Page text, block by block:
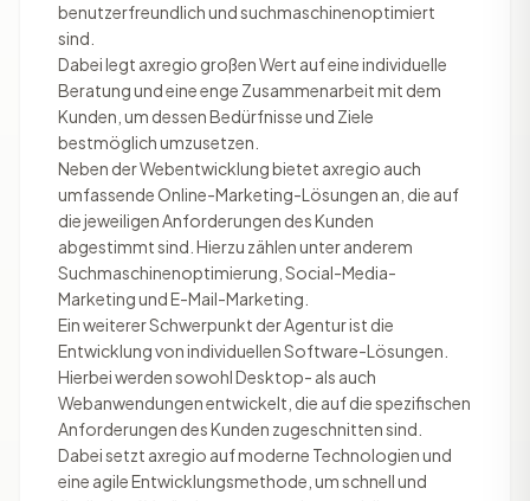
benutzerfreundlich und suchmaschinenoptimiert
sind.
Dabei legt axregio großen Wert auf eine individuelle
Beratung und eine enge Zusammenarbeit mit dem
Kunden, um dessen Bedürfnisse und Ziele
bestmöglich umzusetzen.
Neben der Webentwicklung bietet axregio auch
umfassende Online-Marketing-Lösungen an, die auf
die jeweiligen Anforderungen des Kunden
abgestimmt sind. Hierzu zählen unter anderem
Suchmaschinenoptimierung, Social-Media-
Marketing und E-Mail-Marketing.
Ein weiterer Schwerpunkt der Agentur ist die
Entwicklung von individuellen Software-Lösungen.
Hierbei werden sowohl Desktop- als auch
Webanwendungen entwickelt, die auf die spezifischen
Anforderungen des Kunden zugeschnitten sind.
Dabei setzt axregio auf moderne Technologien und
eine agile Entwicklungsmethode, um schnell und